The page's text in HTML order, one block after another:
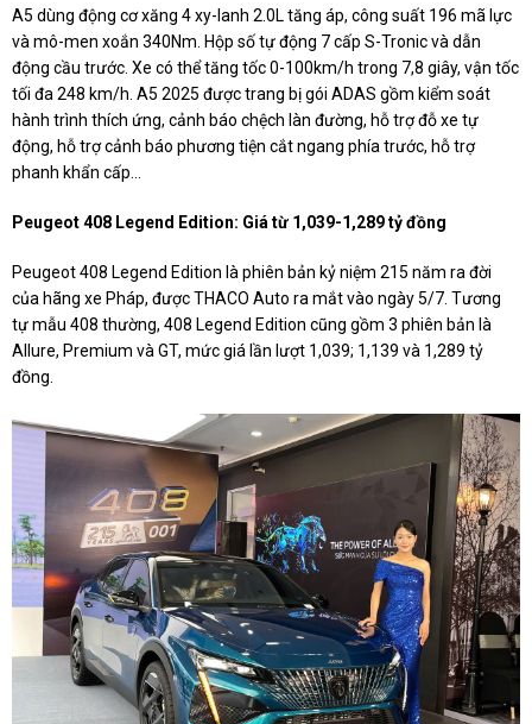
A5 dùng động cơ xăng 4 xy-lanh 2.0L tăng áp, công suất 196 mã lực
và mô-men xoắn 340Nm. Hộp số tự động 7 cấp S-Tronic và dẫn
động cầu trước. Xe có thể tăng tốc 0-100km/h trong 7,8 giây, vận tốc
tối đa 248 km/h. A5 2025 được trang bị gói ADAS gồm kiểm soát
hành trình thích ứng, cảnh báo chệch làn đường, hỗ trợ đỗ xe tự
động, hỗ trợ cảnh báo phương tiện cắt ngang phía trước, hỗ trợ
phanh khẩn cấp...
Peugeot 408 Legend Edition: Giá từ 1,039-1,289 tỷ đồng
Peugeot 408 Legend Edition là phiên bản kỷ niệm 215 năm ra đời
của hãng xe Pháp, được THACO Auto ra mắt vào ngày 5/7. Tương
tự mẫu 408 thường, 408 Legend Edition cũng gồm 3 phiên bản là
Allure, Premium và GT, mức giá lần lượt 1,039; 1,139 và 1,289 tỷ
đồng.